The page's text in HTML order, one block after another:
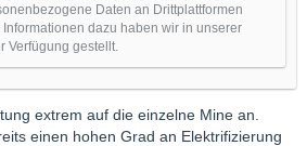
Daten an Drittplattformen
dazu haben wir in unserer
Verfügung gestellt.
extrem auf die einzelne Mine an.
einen hohen Grad an Elektrifizierung